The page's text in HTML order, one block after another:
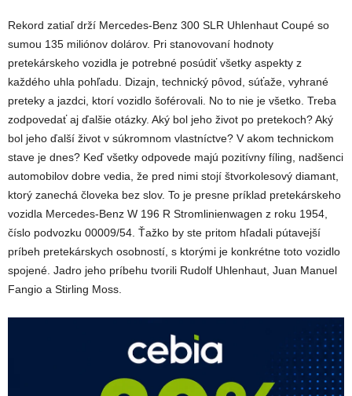
Rekord zatiaľ drží Mercedes-Benz 300 SLR Uhlenhaut Coupé so
sumou 135 miliónov dolárov. Pri stanovovaní hodnoty
pretekárskeho vozidla je potrebné posúdiť všetky aspekty z
každého uhla pohľadu. Dizajn, technický pôvod, súťaže, vyhrané
preteky a jazdci, ktorí vozidlo šoférovali. No to nie je všetko. Treba
zodpovedať aj ďalšie otázky. Aký bol jeho život po pretekoch? Aký
bol jeho ďalší život v súkromnom vlastníctve? V akom technickom
stave je dnes? Keď všetky odpovede majú pozitívny fíling, nadšenci
automobilov dobre vedia, že pred nimi stojí štvorkolesový diamant,
ktorý zanechá človeka bez slov. To je presne príklad pretekárskeho
vozidla Mercedes-Benz W 196 R Stromlinienwagen z roku 1954,
číslo podvozku 00009/54. Ťažko by ste pritom hľadali pútavejší
príbeh pretekárskych osobností, s ktorými je konkrétne toto vozidlo
spojené. Jadro jeho príbehu tvorili Rudolf Uhlenhaut, Juan Manuel
Fangio a Stirling Moss.